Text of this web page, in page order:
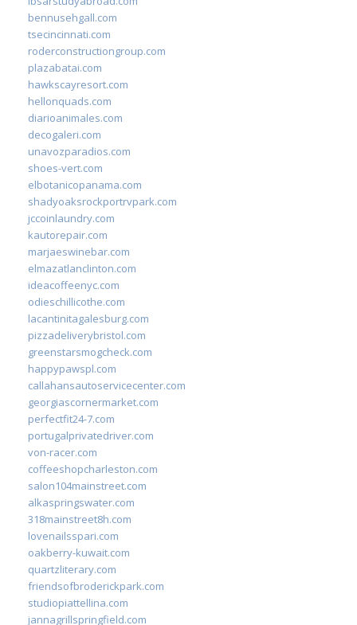
bennusehgall.com
tsecincinnati.com
roderconstructiongroup.com
plazabatai.com
hawkscayresort.com
hellonquads.com
diarioanimales.com
decogaleri.com
unavozparadios.com
shoes-vert.com
elbotanicopanama.com
shadyoaksrockportrvpark.com
jccoinlaundry.com
kautorepair.com
marjaeswinebar.com
elmazatlanclinton.com
ideacoffeenyc.com
odieschillicothe.com
lacantinitagalesburg.com
pizzadeliverybristol.com
greenstarsmogcheck.com
happypawspl.com
callahansautoservicecenter.com
georgiascornermarket.com
perfectfit24-7.com
portugalprivatedriver.com
von-racer.com
coffeeshopcharleston.com
salon104mainstreet.com
alkaspringswater.com
318mainstreet8h.com
lovenailsspari.com
oakberry-kuwait.com
quartzliterary.com
friendsofbroderickpark.com
studiopiattellina.com
jannagrillspringfield.com